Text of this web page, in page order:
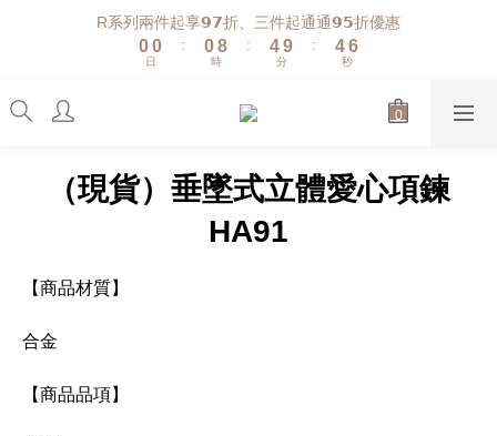
R系列兩件起享𝟵𝟳折、三件起通通𝟵𝟱折優惠
1
0
1
0
日
:
1
0
9
8
7
3
2
1
0
時
:
5
4
3
9
8
3
1
分
:
5
4
3
7
6
5
1
0
秒
（現貨）垂墜式立體愛心項鍊
HA91
【商品材質】
合金
【商品品項】